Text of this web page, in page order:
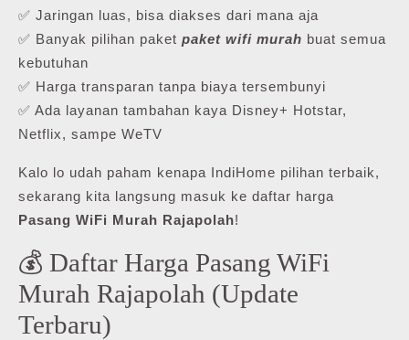
✅ Jaringan luas, bisa diakses dari mana aja
✅ Banyak pilihan paket paket wifi murah buat semua
kebutuhan
✅ Harga transparan tanpa biaya tersembunyi
✅ Ada layanan tambahan kaya Disney+ Hotstar,
Netflix, sampe WeTV
Kalo lo udah paham kenapa IndiHome pilihan terbaik,
sekarang kita langsung masuk ke daftar harga
Pasang WiFi Murah Rajapolah!
💰 Daftar Harga Pasang WiFi
Murah Rajapolah (Update
Terbaru)